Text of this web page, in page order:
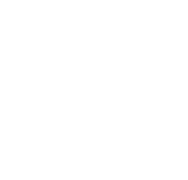
รีวิว | Nivea Derma Control
รีวิว | Vaseline Pro Derma